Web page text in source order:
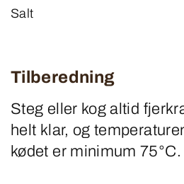
Salt
Tilberedning
Steg eller kog altid
helt klar, og
kødet er minimum 75°C.